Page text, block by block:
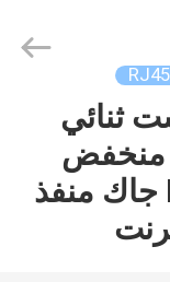
ثنائي
منخفض
الملف الشخصي RJ45 جاك منفذ